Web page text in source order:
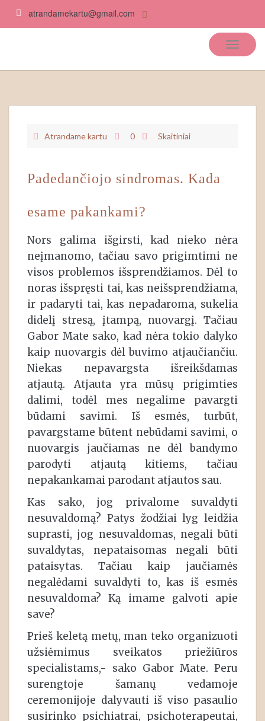
atrandamekartu@gmail.com
Atrandame kartu 0 Skaitiniai
Padedančiojo sindromas. Kada
esame pakankami?
Nors galima išgirsti, kad nieko nėra
neįmanomo, tačiau savo prigimtimi ne
visos problemos išsprendžiamos. Dėl to
noras išspręsti tai, kas neišsprendžiama,
ir padaryti tai, kas nepadaroma, sukelia
didelį stresą, įtampą, nuovargį. Tačiau
Gabor Mate sako, kad nėra tokio dalyko
kaip nuovargis dėl buvimo atjaučiančiu.
Niekas nepavargsta išreikšdamas
atjautą. Atjauta yra mūsų prigimties
dalimi, todėl mes negalime pavargti
būdami savimi. Iš esmės, turbūt,
pavargstame būtent nebūdami savimi, o
nuovargis jaučiamas ne dėl bandymo
parodyti atjautą kitiems, tačiau
nepakankamai parodant atjautos sau.
Kas sako, jog privalome suvaldyti
nesuvaldomą? Patys žodžiai lyg leidžia
suprasti, jog nesuvaldomas, negali būti
suvaldytas, nepataisomas negali būti
pataisytas. Tačiau kaip jaučiamės
negalėdami suvaldyti to, kas iš esmės
nesuvaldoma? Ką imame galvoti apie
save?
Prieš keletą metų, man teko organizuoti
užsiėmimus sveikatos priežiūros
specialistams,- sako Gabor Mate. Peru
surengtoje šamanų vedamoje
ceremonijoje dalyvauti iš viso pasaulio
susirinko psichiatrai, psichoterapeutai,